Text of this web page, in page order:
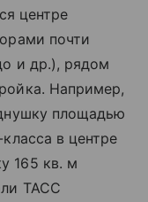
центре
почти
и др.), рядом
Например,
площадью
в центре
165 кв. м
ТАСС